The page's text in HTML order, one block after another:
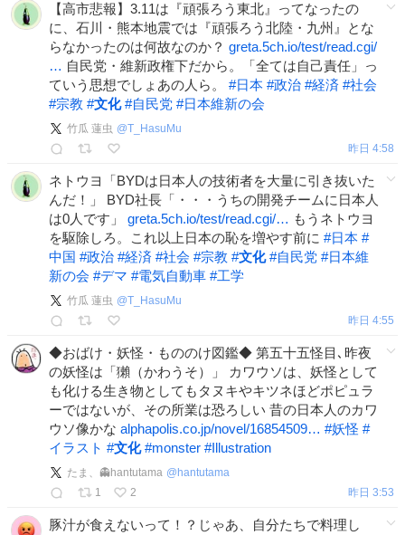
【高市悲報】3.11は『頑張ろう東北』ってなったの
に、石川・熊本地震では『頑張ろう北陸・九州』とな
らなかったのは何故なのか？ greta.5ch.io/test/read.cgi/
… 自民党・維新政権下だから。「全ては自己責任」っ
ていう思想でしょあの人ら。 #日本 #政治 #経済 #社会
#宗教 #文化 #自民党 #日本維新の会
竹瓜 蓮虫 @T_HasuMu
昨日 4:58
ネトウヨ「BYDは日本人の技術者を大量に引き抜いた
んだ！」 BYD社長「・・・うちの開発チームに日本人
は0人です」 greta.5ch.io/test/read.cgi/… もうネトウヨ
を駆除しろ。これ以上日本の恥を増やす前に #日本 #
中国 #政治 #経済 #社会 #宗教 #文化 #自民党 #日本維
新の会 #デマ #電気自動車 #工学
竹瓜 蓮虫 @T_HasuMu
昨日 4:55
◆おばけ・妖怪・もののけ図鑑◆ 第五十五怪目､昨夜
の妖怪は「獺（かわうそ）」 カワウソは、妖怪として
も化ける生き物としてもタヌキやキツネほどポピュラ
ーではないが、その所業は恐ろしい 昔の日本人のカワ
ウソ像かな alphapolis.co.jp/novel/16854509… #妖怪 #
イラスト #文化 #monster #Illustration
たま、👻hantutama @ hantutama
1
2 昨日 3:53
豚汁が食えないって！？じゃあ、自分たちで料理し